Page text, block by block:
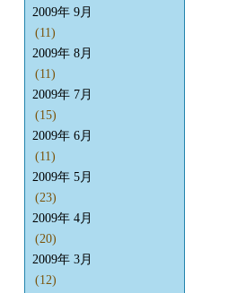
2009年 9月
(11)
2009年 8月
(11)
2009年 7月
(15)
2009年 6月
(11)
2009年 5月
(23)
2009年 4月
(20)
2009年 3月
(12)